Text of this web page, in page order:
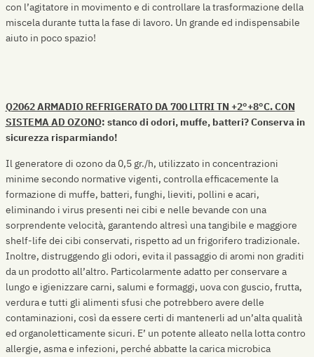
con l’agitatore in movimento e di controllare la trasformazione della
miscela durante tutta la fase di lavoro. Un grande ed indispensabile
aiuto in poco spazio!
Q2062 ARMADIO REFRIGERATO DA 700 LITRI TN +2°+8°C. CON
SISTEMA AD OZONO: stanco di odori, muffe, batteri? Conserva in
sicurezza risparmiando!
Il generatore di ozono da 0,5 gr./h, utilizzato in concentrazioni
minime secondo normative vigenti, controlla efficacemente la
formazione di muffe, batteri, funghi, lieviti, pollini e acari,
eliminando i virus presenti nei cibi e nelle bevande con una
sorprendente velocità, garantendo altresì una tangibile e maggiore
shelf-life dei cibi conservati, rispetto ad un frigorifero tradizionale.
Inoltre, distruggendo gli odori, evita il passaggio di aromi non graditi
da un prodotto all’altro. Particolarmente adatto per conservare a
lungo e igienizzare carni, salumi e formaggi, uova con guscio, frutta,
verdura e tutti gli alimenti sfusi che potrebbero avere delle
contaminazioni, così da essere certi di mantenerli ad un’alta qualità
ed organoletticamente sicuri. E’ un potente alleato nella lotta contro
allergie, asma e infezioni, perché abbatte la carica microbica